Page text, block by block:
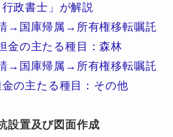
政書士」が解説
→国庫帰属→所有権移転嘱託
金の主たる種目：森林
→国庫帰属→所有権移転嘱託
の主たる種目：その他
設置及び図面作成